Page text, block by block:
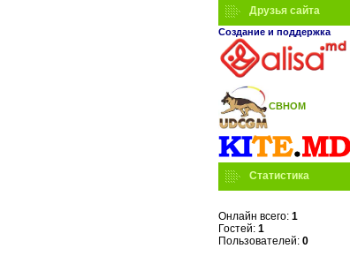
Друзья сайта
Создание и поддержка
СВНОМ
Статистика
Онлайн всего: 1
Гостей: 1
Пользователей: 0